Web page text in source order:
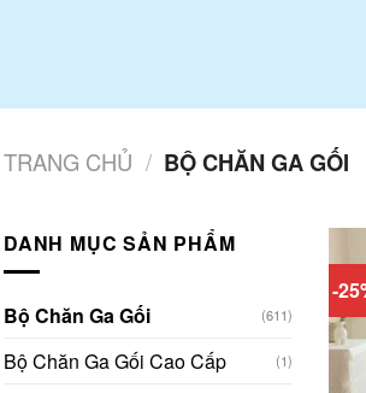
TRANG CHỦ / BỘ CHĂN GA GỐI
DANH MỤC SẢN PHẨM
Bộ Chăn Ga Gối (611)
Bộ Chăn Ga Gối Cao Cấp (1)
-